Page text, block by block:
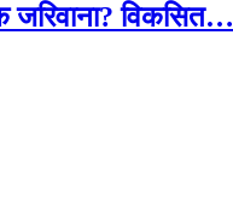
जरिवाना? विकसित…